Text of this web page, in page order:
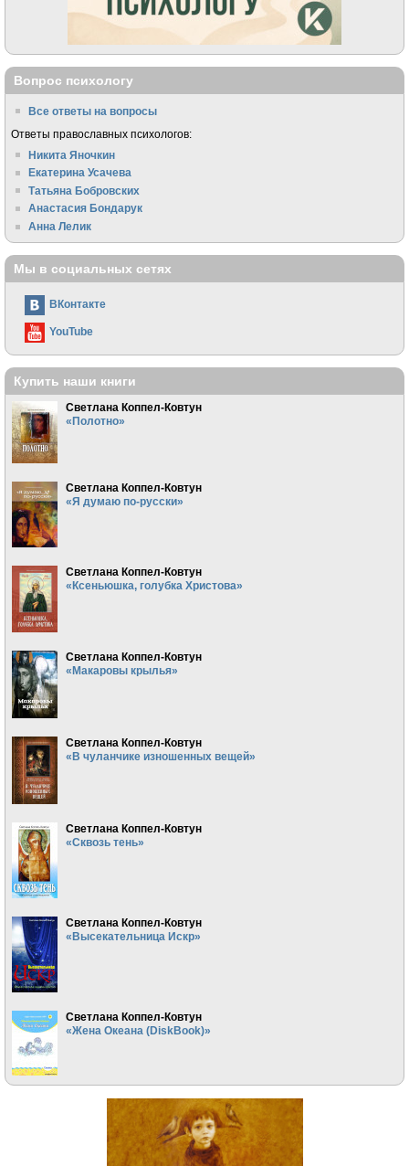
Вопрос психологу
Все ответы на вопросы
Ответы православных психологов:
Никита Яночкин
Екатерина Усачева
Татьяна Бобровских
Анастасия Бондарук
Анна Лелик
Мы в социальных сетях
ВКонтакте
YouTube
Купить наши книги
Светлана Коппел-Ковтун
«Полотно»
Светлана Коппел-Ковтун
«Я думаю по-русски»
Светлана Коппел-Ковтун
«Ксеньюшка, голубка Христова»
Светлана Коппел-Ковтун
«Макаровы крылья»
Светлана Коппел-Ковтун
«В чуланчике изношенных вещей»
Светлана Коппел-Ковтун
«Сквозь тень»
Светлана Коппел-Ковтун
«Высекательница Искр»
Светлана Коппел-Ковтун
«Жена Океана (DiskBook)»